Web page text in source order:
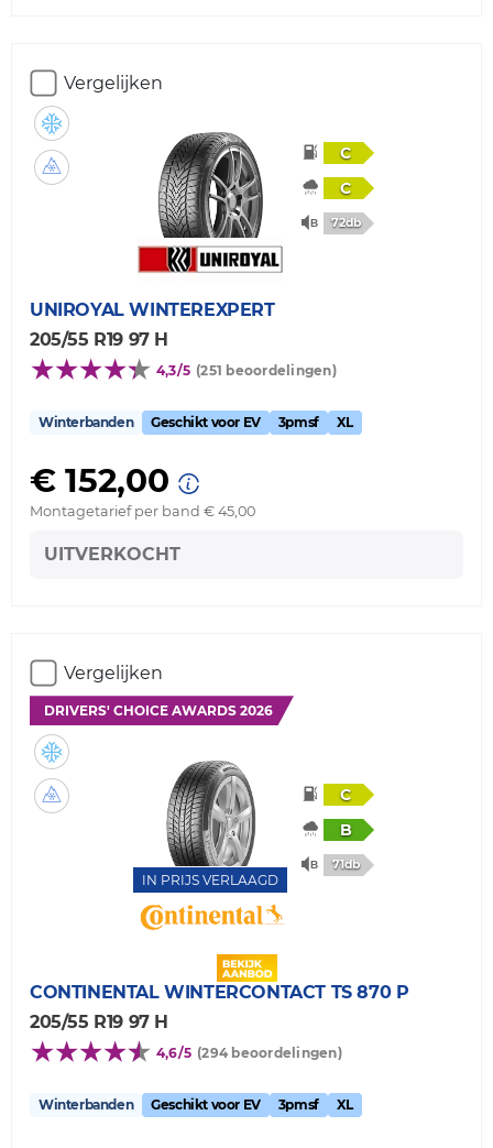
Vergelijken
C
C
72db
UNIROYAL WINTEREXPERT
205/55 R19 97 H
4,3/5 (251 beoordelingen)
Winterbanden Geschikt voor EV 3pmsf XL
€ 152,00
Montagetarief per band € 45,00
UITVERKOCHT
Vergelijken
DRIVERS' CHOICE AWARDS 2026
IN PRIJS VERLAAGD
C
B
71db
CONTINENTAL WINTERCONTACT TS 870 P
205/55 R19 97 H
4,6/5 (294 beoordelingen)
Winterbanden Geschikt voor EV 3pmsf XL